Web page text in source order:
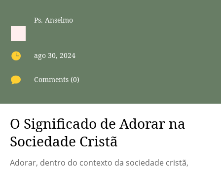
Ps. Anselmo
 ago 30, 2024
 Comments (0)
O Significado de Adorar na
Sociedade Cristã
Adorar, dentro do contexto da sociedade cristã,